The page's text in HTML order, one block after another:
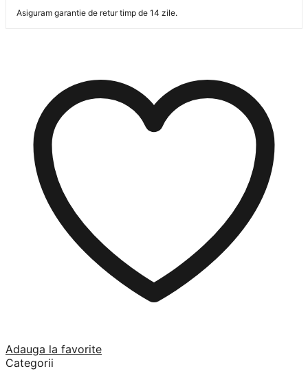
Asiguram garantie de retur timp de 14 zile.
Adauga la favorite
Categorii